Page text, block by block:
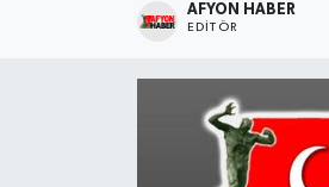
AFYON HABER
EDITÖR
Magazin